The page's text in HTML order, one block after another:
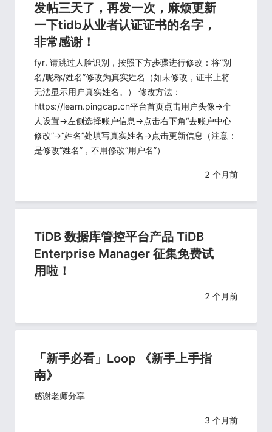
发帖三天了，再发一次，麻烦更新
一下tidb从业者认证证书的名字，
非常感谢！
fyr. 请跳过人脸识别，按照下方步骤进行修改：将“别
名/昵称/姓名”修改为真实姓名（如未修改，证书上将
无法显示用户真实姓名。） 修改方法：
https://learn.pingcap.cn平台首页点击用户头像->个
人设置->左侧选择账户信息->点击右下角“去账户中心
修改”->“姓名”处填写真实姓名->点击更新信息（注意：
是修改“姓名”，不用修改“用户名”）
2 个月前
TiDB 数据库管控平台产品 TiDB
Enterprise Manager 征集免费试
用啦！
2 个月前
「新手必看」Loop 《新手上手指
南》
感谢老师分享
3 个月前